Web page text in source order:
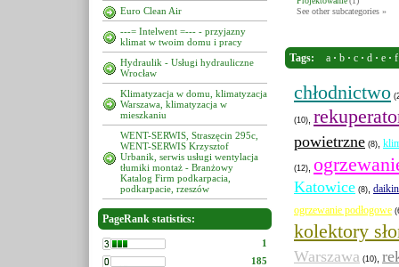
Euro Clean Air
---= Intelwent =--- - przyjazny
klimat w twoim domu i pracy
Hydraulik - Usługi hydrauliczne
Wrocław
Klimatyzacja w domu, klimatyzacja
Warszawa, klimatyzacja w
mieszkaniu
WENT-SERWIS, Straszęcin 295c,
WENT-SERWIS Krzysztof
Urbanik, serwis usługi wentylacja
tłumiki montaż - Branżowy
Katalog Firm podkarpacia,
podkarpacie, rzeszów
PageRank statistics:
1
185
See other subcategories »
Tags: a · b · c · d · e · f
chłodnictwo
(10)
powietrzne (8)
(12)
Katowice (8) daikin
ogrzewanie podłogowe
kolektory
Warszawa (10)